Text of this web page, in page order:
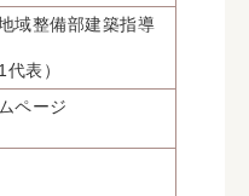
域整備部建築指導
表）
ページ